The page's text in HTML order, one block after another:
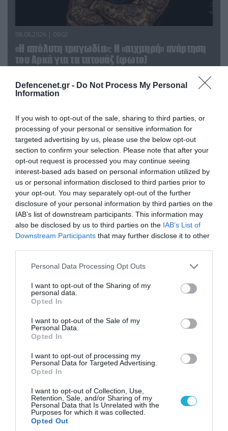
Defencenet.gr - Do Not Process My Personal
Information
If you wish to opt-out of the sale, sharing to third parties, or
processing of your personal or sensitive information for
targeted advertising by us, please use the below opt-out
section to confirm your selection. Please note that after your
opt-out request is processed you may continue seeing
interest-based ads based on personal information utilized by
us or personal information disclosed to third parties prior to
your opt-out. You may separately opt-out of the further
disclosure of your personal information by third parties on the
IAB’s list of downstream participants. This information may
also be disclosed by us to third parties on the IAB’s List of
Downstream Participants that may further disclose it to other
Please note that this website/app uses one or more Google
not limited to your visit or usage behaviour. You may click to
grant or deny consent to Google and its third-party tags to
use your data for below specified purposes in below Google
consent section.
Personal Data Processing Opt Outs
I want to opt-out of the Sharing of my
personal data.
Opted In
I want to opt-out of the Sale of my
Personal Data.
Opted In
I want to opt-out of processing my
Personal Data for Targeted Advertising.
Opted In
I want to opt-out of Collection, Use,
Retention, Sale, and/or Sharing of my
Personal Data that Is Unrelated with the
Purposes for which it was collected.
Opted Out
08.08.2026 | 09:02
«Η απόλυτη τραγωδία»: Η «αιχμηρή» ανάρτηση
του Αρκά για τα τατουάζ (φωτο)
07.08.2026 | 20:02
Ο Γιάννης Αλαφούζος «τέλειωσε» τον
Κωνσταντίνο Ζούλα από τον ΣΚΑΪ – Ο λόγος της
απομάκρυνσής του
06.08.2026 | 14:02
«Επιχείρηση ελεύθερα πεζοδρόμια» στην
Αθήνα: Απομακρύνθηκαν παράνομα
αντικείμενα από κοινόχρηστους χώρους